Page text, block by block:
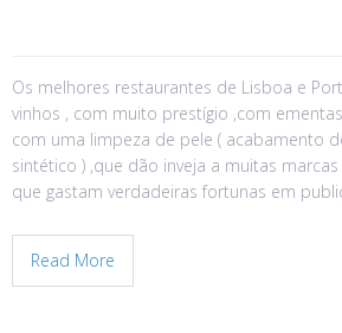
Os melhores restaurantes de Lisboa e
vinhos , com muito prestígio ,com
com uma limpeza de pele ( acabamento
sintético ) ,que dão inveja a muitas
que gastam verdadeiras fortunas em
Read More